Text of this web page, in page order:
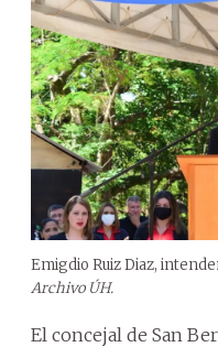
Emigdio Ruiz Diaz,
Archivo ÚH.
El concejal de San